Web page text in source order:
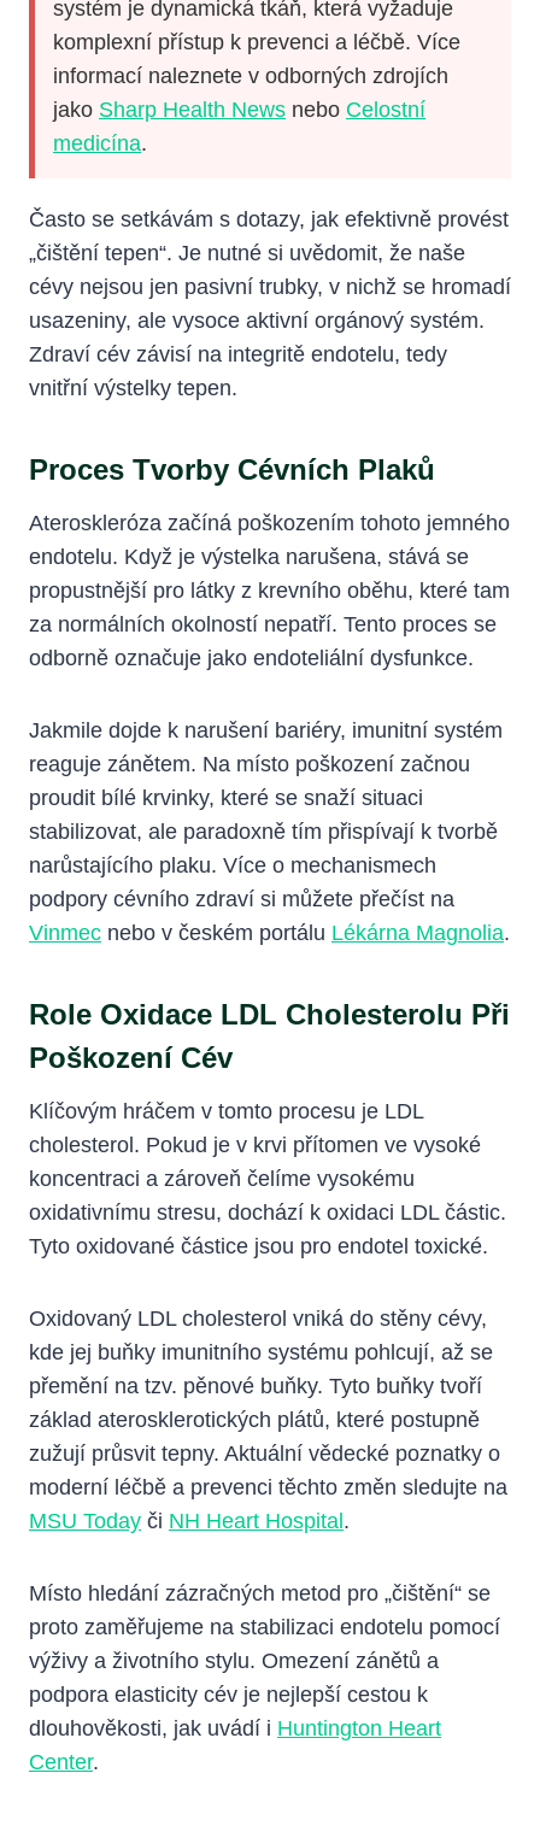
systém je dynamická tkáň, která vyžaduje
komplexní přístup k prevenci a léčbě. Více
informací naleznete v odborných zdrojích
jako Sharp Health News nebo Celostní
medicína.
Často se setkávám s dotazy, jak efektivně provést
„čištění tepen“. Je nutné si uvědomit, že naše
cévy nejsou jen pasivní trubky, v nichž se hromadí
usazeniny, ale vysoce aktivní orgánový systém.
Zdraví cév závisí na integritě endotelu, tedy
vnitřní výstelky tepen.
Proces Tvorby Cévních Plaků
Ateroskleróza začíná poškozením tohoto jemného
endotelu. Když je výstelka narušena, stává se
propustnější pro látky z krevního oběhu, které tam
za normálních okolností nepatří. Tento proces se
odborně označuje jako endoteliální dysfunkce.
Jakmile dojde k narušení bariéry, imunitní systém
reaguje zánětem. Na místo poškození začnou
proudit bílé krvinky, které se snaží situaci
stabilizovat, ale paradoxně tím přispívají k tvorbě
narůstajícího plaku. Více o mechanismech
podpory cévního zdraví si můžete přečíst na
Vinmec nebo v českém portálu Lékárna Magnolia.
Role Oxidace LDL Cholesterolu Při
Poškození Cév
Klíčovým hráčem v tomto procesu je LDL
cholesterol. Pokud je v krvi přítomen ve vysoké
koncentraci a zároveň čelíme vysokému
oxidativnímu stresu, dochází k oxidaci LDL částic.
Tyto oxidované částice jsou pro endotel toxické.
Oxidovaný LDL cholesterol vniká do stěny cévy,
kde jej buňky imunitního systému pohlcují, až se
přemění na tzv. pěnové buňky. Tyto buňky tvoří
základ aterosklerotických plátů, které postupně
zužují průsvit tepny. Aktuální vědecké poznatky o
moderní léčbě a prevenci těchto změn sledujte na
MSU Today či NH Heart Hospital.
Místo hledání zázračných metod pro „čištění“ se
proto zaměřujeme na stabilizaci endotelu pomocí
výživy a životního stylu. Omezení zánětů a
podpora elasticity cév je nejlepší cestou k
dlouhověkosti, jak uvádí i Huntington Heart
Center.